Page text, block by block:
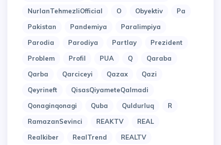
NurlanTehmezliOfficial
O Obyektiv
Pa
Pakistan
Pandemiya
Paralimpiya
Parodia
Parodiya Partlay
Prezident
Problem
Profil PUA Q
Qaraba
Qarba
Qarciceyi Qazax
Qazi
Qeyrineft
QisasQiyameteQalmadi
Qonaginqonagi
Quba Quldurluq
R
RamazanSevinci
REAKTV
REAL
Realkiber
RealTrend
REALTV